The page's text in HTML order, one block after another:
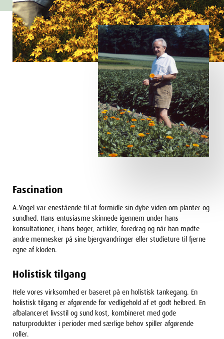
Fascination
A.Vogel var enestående til at formidle sin dybe viden om planter og
sundhed. Hans entusiasme skinnede igennem under hans
konsultationer, i hans bøger, artikler, foredrag og når han mødte
andre mennesker på sine bjergvandringer eller studieture til fjerne
egne af kloden.
Holistisk tilgang
Hele vores virksomhed er baseret på en holistisk tankegang. En
holistisk tilgang er afgørende for vedligehold af et godt helbred. En
afbalanceret livsstil og sund kost, kombineret med gode
naturprodukter i perioder med særlige behov spiller afgørende
roller.